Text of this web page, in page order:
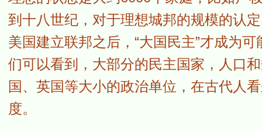
到十八世纪，对于理想城邦的规模的认
美国建立联邦之后，“大国民主”才成为
们可以看到，大部分的民主国家，人口
国、英国等大小的政治单位，在古代人
度。